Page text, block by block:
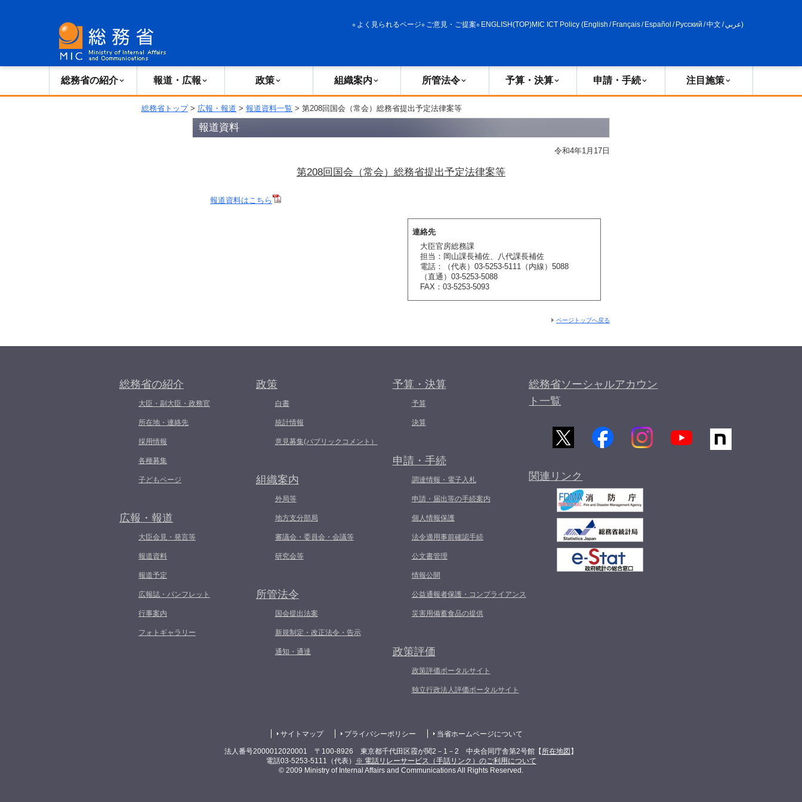
よく見られるページ ご意見・ご提案 ENGLISH(TOP)MIC ICT Policy (English / Français/ Español / Русский /中文 /عربي)
総務省の紹介 報道・広報 政策 組織案内 所管法令 予算・決算 申請・手続 注目施策
総務省トップ> 広報・報道 > 報道資料一覧 > 第208回国会（常会）総務省提出予定法律案等
報道資料
令和4年1月17日
第208回国会（常会）総務省提出予定法律案等
報道資料はこちら
連絡先
大臣官房総務課
担当：岡山課長補佐、八代課長補佐
電話：（代表）03-5253-5111（内線）5088
（直通）03-5253-5088
FAX：03-5253-5093
ページトップへ戻る
総務省の紹介
大臣・副大臣・政務官
所在地・連絡先
採用情報
各種募集
子どもページ
広報・報道
大臣会見・発言等
報道資料
報道予定
広報誌・パンフレット
行事案内
フォトギャラリー
政策
白書
統計情報
意見募集(パブリックコメント）
組織案内
外局等
地方支分部局
審議会・委員会・会議等
研究会等
所管法令
国会提出法案
新規制定・改正法令・告示
通知・通達
予算・決算
予算
決算
申請・手続
調達情報・電子入札
申請・届出等の手続案内
個人情報保護
法令適用事前確認手続
公文書管理
情報公開
公益通報者保護・コンプライアンス
災害用備蓄食品の提供
政策評価
政策評価ポータルサイト
独立行政法人評価ポータルサイト
総務省ソーシャルアカウン
ト一覧
関連リンク
サイトマップ プライバシーポリシー 当省ホームページについて
法人番号2000012020001 〒100-8926 東京都千代田区霞が関2－1－2 中央合同庁舎第2号館【 所在地図 】
電話03-5253-5111（代表）
※ 電話リレーサービス（手話リンク）のご利用について
© 2009 Ministry of Internal Affairs and Communications All Rights Reserved.